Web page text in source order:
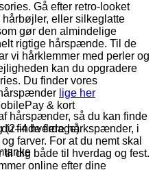
& kort
(2–4 hverdage)
Gå efter retro-looket
hårbøjler, eller silkeglatte
gør den almindelige
rigtige hårspænde. Til de
vi hårklemmer med perler og
kan du opgradere
Du finder vores
lige her
hårspænder, så du kan finde
finde flere hårkspænder, i
farver. For at du nemt skal
til dig både til hverdag og fest.
online efter dine